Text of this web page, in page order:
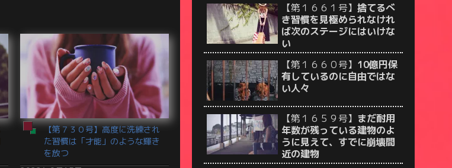
【第７３０号】高度に洗練され
た習慣は「才能」のような輝き
を放つ
【第１６６１号】 捨てるべ
き習慣を見極められなけれ
ば次のステージにはいけな
い
【第１６６０号】 10億円保
有しているのに自由ではな
い人々
【第１６５９号】 まだ耐用
年数が残っている建物のよ
うに見えて、すでに崩壊間
近の建物